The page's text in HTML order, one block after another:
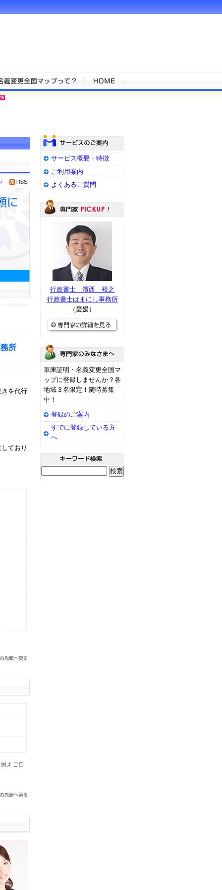
所
を代行
ており
えご自
サービス概要・特徴
ご利用案内
よくあるご質問
行政書士 濱西 裕之
行政書士はまにし事務所
（愛媛）
車庫証明・名義変更全国マ
ップに登録しませんか？各
地域３名限定！随時募集
中！
登録のご案内
すでに登録している方
へ